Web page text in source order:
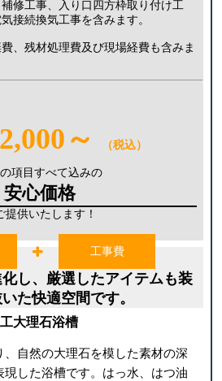
修工事、入り口四方枠取り付け工
接続換気工事を含みます。
、残材処理費及び現場経費も含みま
～ （税込）
項目すべて込みの
安心価格
提供いたします！
工事費
し、厳選したアイテムも装
た快適空間です。
大理石浴槽
自然の大理石を模した素材の深
した浴槽です。はっ水、はつ油